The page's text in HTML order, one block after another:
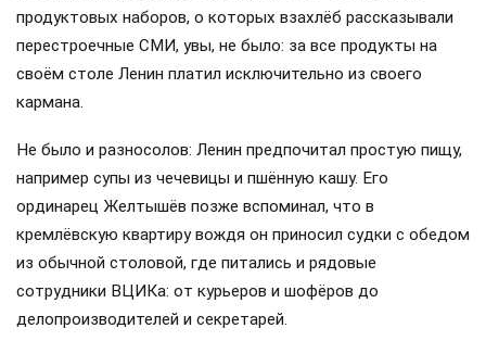
продуктовых наборов, о которых взахлёб рассказывали
перестроечные СМИ, увы, не было: за все продукты на
своём столе Ленин платил исключительно из своего
кармана.
Не было и разносолов: Ленин предпочитал простую пищу,
например супы из чечевицы и пшённую кашу. Его
ординарец Желтышёв позже вспоминал, что в
кремлёвскую квартиру вождя он приносил судки с обедом
из обычной столовой, где питались и рядовые
сотрудники ВЦИКа: от курьеров и шофёров до
делопроизводителей и секретарей.